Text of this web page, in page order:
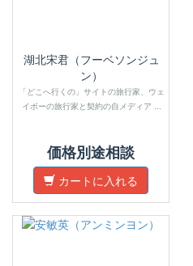
湖北宋君（フーベソンジュ
ン）
「どこへ行くの」サイトの旅行家、ウェ
イボーの旅行家と契約の自メディア ...
価格別途相談
カートに入れる